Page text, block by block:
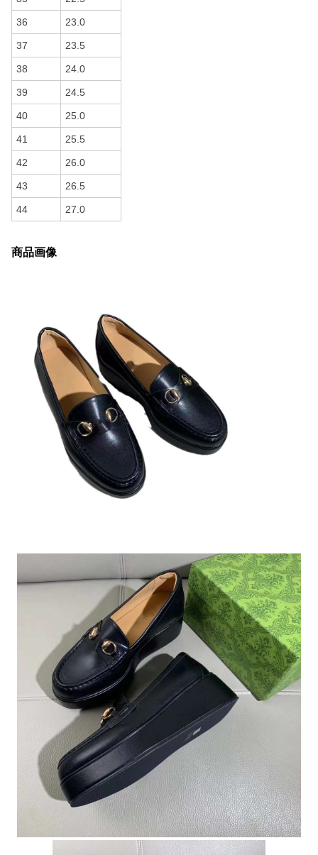
36 23.0
37 23.5
38 24.0
39 24.5
40 25.0
41 25.5
42 26.0
43 26.5
44 27.0
商品画像